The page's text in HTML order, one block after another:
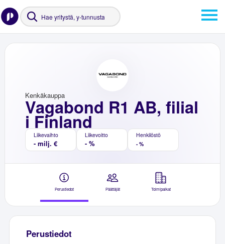
Vagabond R1 AB, filial
i Finland
Kenkäkauppa
Liikevaihto
- milj. €
Liikevoitto
- %
Henkilöstö
- %
Perustiedot Päättäjät Toimipaikat
Perustiedot